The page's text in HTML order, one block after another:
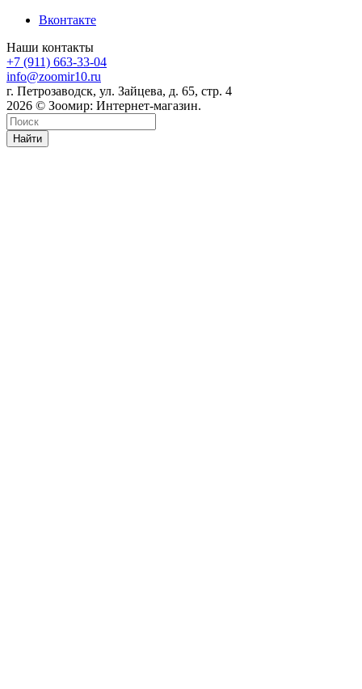
Вконтакте
Наши контакты
+7 (911) 663-33-04
info@zoomir10.ru
г. Петрозаводск, ул. Зайцева, д. 65, стр. 4
2026 © Зоомир: Интернет-магазин.
Найти